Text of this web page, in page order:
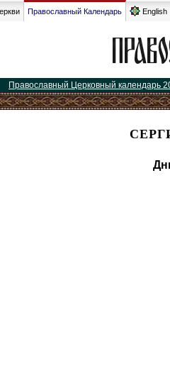
Православный Календарь English
Православный Церковный календарь